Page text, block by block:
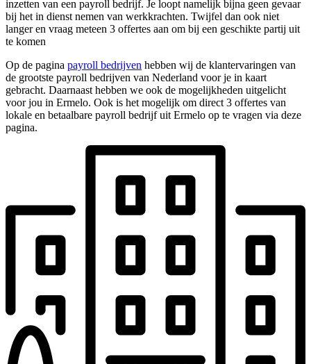
inzetten van een payroll bedrijf. Je loopt namelijk bijna geen gevaar
bij het in dienst nemen van werkkrachten. Twijfel dan ook niet
langer en vraag meteen 3 offertes aan om bij een geschikte partij uit
te komen
Op de pagina payroll bedrijven hebben wij de klantervaringen van
de grootste payroll bedrijven van Nederland voor je in kaart
gebracht. Daarnaast hebben we ook de mogelijkheden uitgelicht
voor jou in Ermelo. Ook is het mogelijk om direct 3 offertes van
lokale en betaalbare payroll bedrijf uit Ermelo op te vragen via deze
pagina.